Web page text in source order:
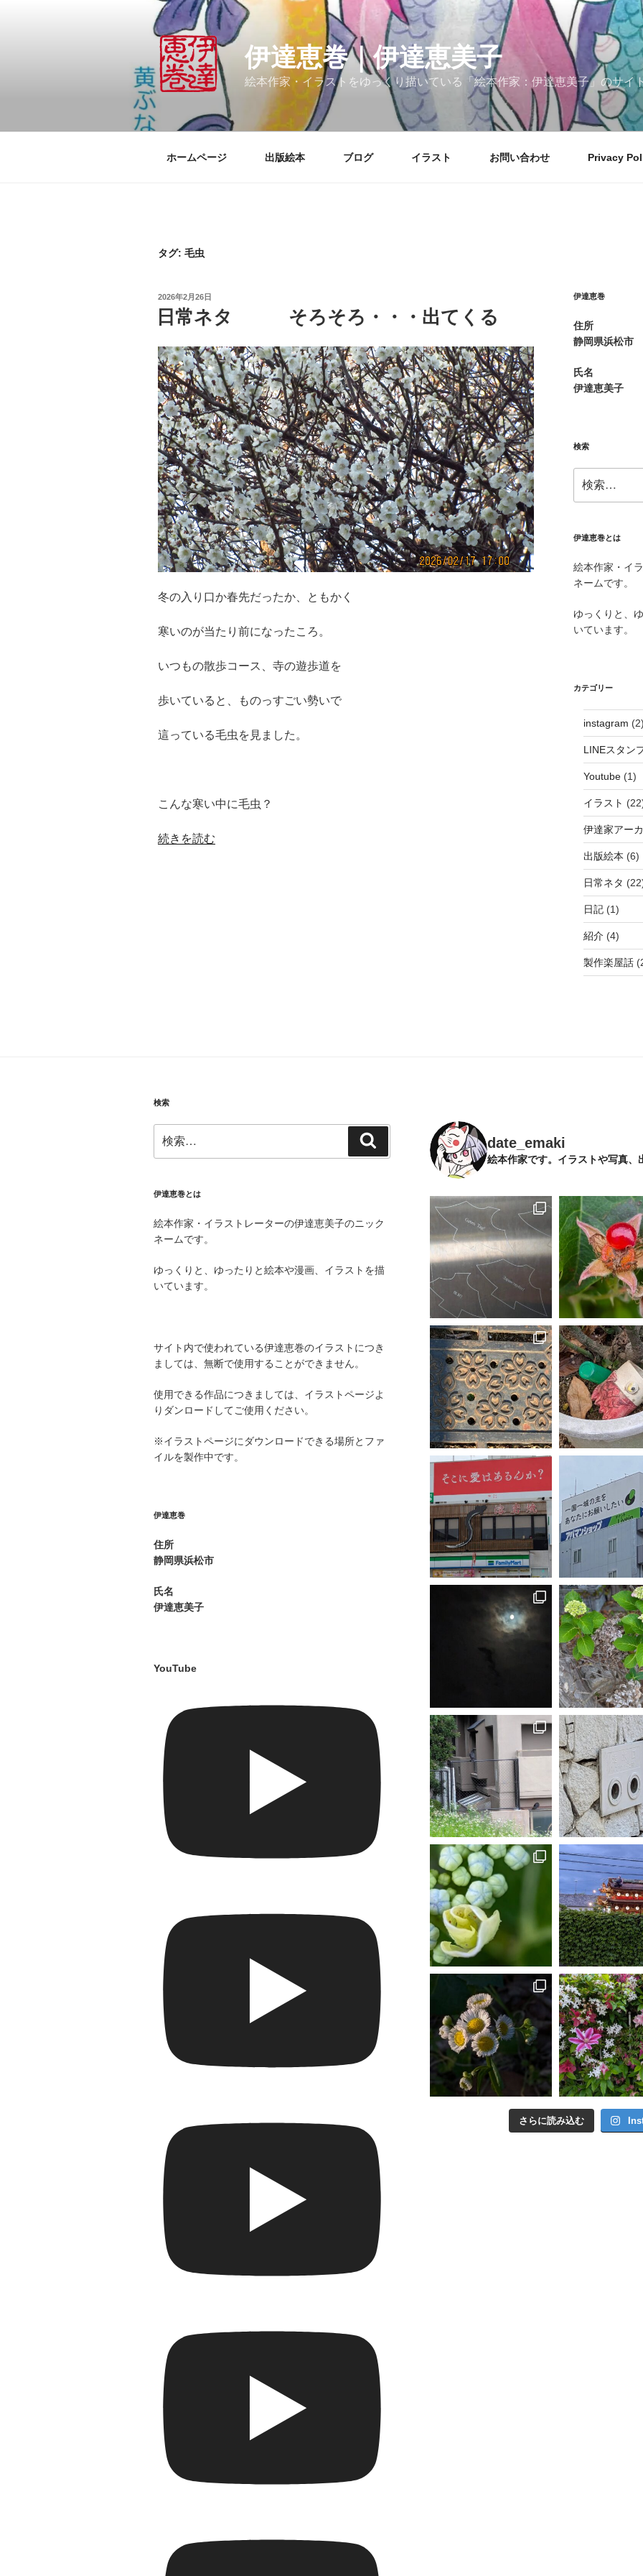
伊達恵巻｜伊達恵美子
絵本作家・イラストをゆっくり描いている「絵本作家：伊達恵美子」のサイ
ホームページ 出版絵本 ブログ イラスト お問い合わせ Privacy
タグ: 毛虫
投
稿
日:
2026年2月26日
日常ネタ そろそろ・・・出てくる
冬の入り口か春先だったか、ともかく
寒いのが当たり前になったころ。
いつもの散歩コース、寺の遊歩道を
歩いていると、ものっすごい勢いで
這っている毛虫を見ました。
こんな寒い中に毛虫？
“日
続きを読む
伊達恵巻
住所
静岡県浜松市
氏名
伊達恵美子
検索
索:
伊達恵巻とは
絵本作家・イ
ネームです。
ゆっくりと、
いています。
カテゴリー
instagram (2)
LINEスタン
Youtube(1)
イラスト
伊達家アー
出版絵本 (6)
日常ネタ
日記(1)
紹介 (4)
製作楽屋話
検索
索:
索
伊達恵巻とは
絵本作家・イラストレーターの伊達恵美子のニック
ネームです。
ゆっくりと、ゆったりと絵本や漫画、イラストを描
いています。
サイト内で使われている伊達恵巻のイラストにつき
ましては、無断で使用することができません。
使用できる作品につきましては、イラストページよ
りダンロードしてご使用ください。
※イラストページにダウンロードできる場所とファ
イルを製作中です。
伊達恵巻
住所
静岡県浜松市
氏名
伊達恵美子
YouTube
date_emaki
絵本作家です。イラストや写真、
さらに読み込む